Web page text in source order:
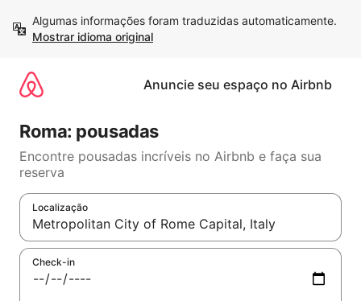
para
Mostrar idioma original
Anuncie seu espaço no Airbnb
Roma: pousadas
Encontre pousadas incríveis no Airbnb e faça sua
reserva
Localização
Quando os resultados estiverem disponíveis, explore-os
Check-in